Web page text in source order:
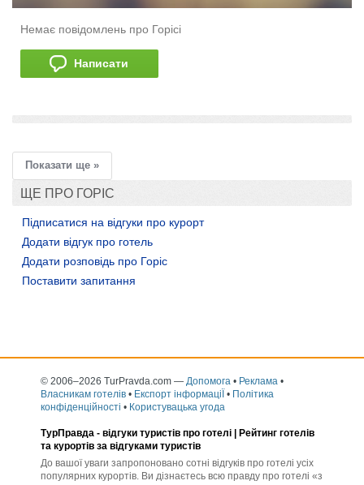
Немає повідомлень про Горісі
Написати
Показати ще »
ЩЕ ПРО ГОРІС
Підписатися на відгуки про курорт
Додати відгук про готель
Додати розповідь про Горіс
Поставити запитання
© 2006–2026 TurPravda.com — Допомога • Реклама •
Власникам готелів • Експорт інформаціЇ • Політика
конфіденційності • Користувацька угода
ТурПравда - відгуки туристів про готелі | Рейтинг готелів
та курортів за відгуками туристів
До вашої уваги запропоновано сотні відгуків про готелі усіх
популярних курортів. Ви дізнаєтесь всю правду про готелі «з